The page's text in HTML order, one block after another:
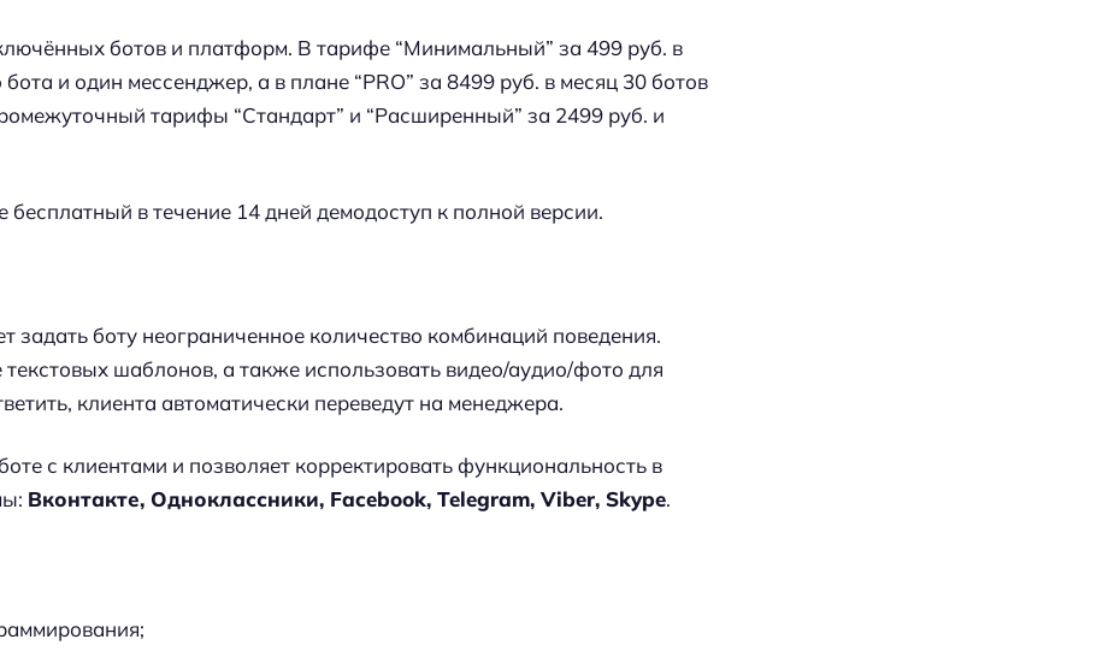
ботов и платформ. В тарифе “Минимальный” за 499 руб. в
и один мессенджер, а в плане “PRO” за 8499 руб. в месяц 30 ботов
тарифы “Стандарт” и “Расширенный” за 2499 руб. и
в течение 14 дней демодоступ к полной версии.
задать боту неограниченное количество комбинаций поведения.
шаблонов, а также использовать видео/аудио/фото для
клиента автоматически переведут на менеджера.
с клиентами и позволяет корректировать функциональность в
Вконтакте, Одноклассники, Facebook, Telegram, Viber, Skype.